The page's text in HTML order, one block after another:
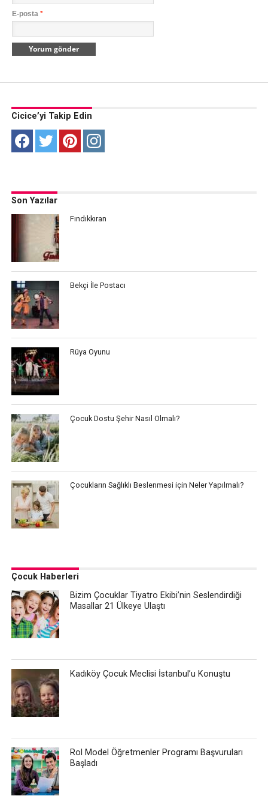
E-posta *
Cicice’yi Takip Edin
Son Yazılar
Fındıkkıran
Bekçi İle Postacı
Rüya Oyunu
Çocuk Dostu Şehir Nasıl Olmalı?
Çocukların Sağlıklı Beslenmesi için Neler Yapılmalı?
Çocuk Haberleri
Bizim Çocuklar Tiyatro Ekibi’nin Seslendirdiği
Masallar 21 Ülkeye Ulaştı
Kadıköy Çocuk Meclisi İstanbul’u Konuştu
Rol Model Öğretmenler Programı Başvuruları
Başladı